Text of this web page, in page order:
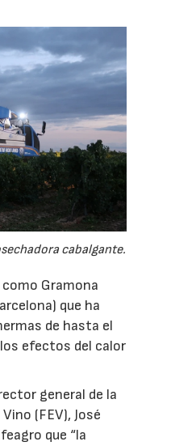
cabalgante.
Gramona
que ha
de hasta el
efectos del calor
general de la
(FEV), José
que “la